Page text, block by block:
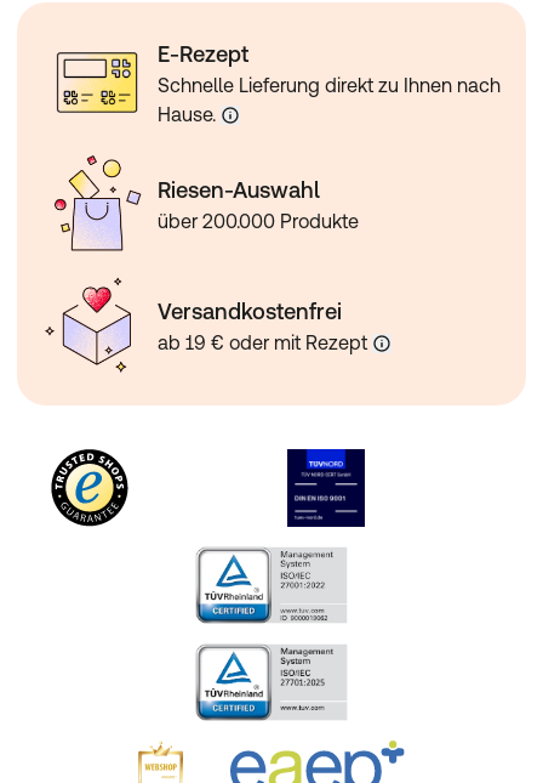
E-Rezept
Schnelle Lieferung direkt zu Ihnen nach
Hause.
Riesen-Auswahl
über 200.000 Produkte
Versandkostenfrei
ab 19 € oder mit Rezept